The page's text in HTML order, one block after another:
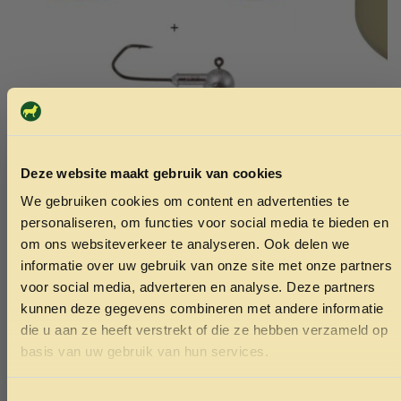
Deze website maakt gebruik van cookies
We gebruiken cookies om content en advertenties te
personaliseren, om functies voor social media te bieden en
om ons websiteverkeer te analyseren. Ook delen we
informatie over uw gebruik van onze site met onze partners
voor social media, adverteren en analyse. Deze partners
kunnen deze gegevens combineren met andere informatie
die u aan ze heeft verstrekt of die ze hebben verzameld op
basis van uw gebruik van hun services.
LFT Vibration Curl Tails 7,5cm. 2 +1
loodkop Gold Fluorecent Red
3.50
Toevoegen aan winkelwagen
18cm
6.95
ONTVANG 5% KORTING OP
JE EERSTE BESTELLING!
Ontvang korting
Door je in te schrijven ga je akkoord met het ontvangen van